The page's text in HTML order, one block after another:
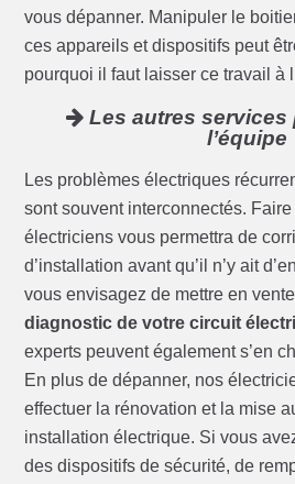
vous dépanner. Manipuler le
ces appareils et dispositifs peut
pourquoi il faut laisser ce travail à
Les autres services
l’équipe
Les problèmes électriques
sont souvent interconnectés.
électriciens vous permettra de
d’installation avant qu’il n’y ait
vous envisagez de mettre en
diagnostic de votre circuit
experts peuvent également s’en
En plus de dépanner, nos
effectuer la rénovation et la mise
installation électrique. Si vous
des dispositifs de sécurité, de